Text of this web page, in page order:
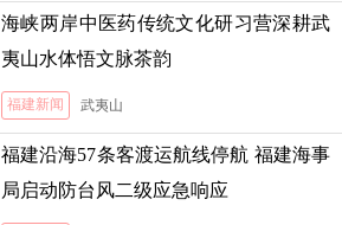
海峡两岸中医药传统文化研习营深耕武
夷山水体悟文脉茶韵
福建新闻 武夷山
福建沿海57条客渡运航线停航 福建海事
局启动防台风二级应急响应